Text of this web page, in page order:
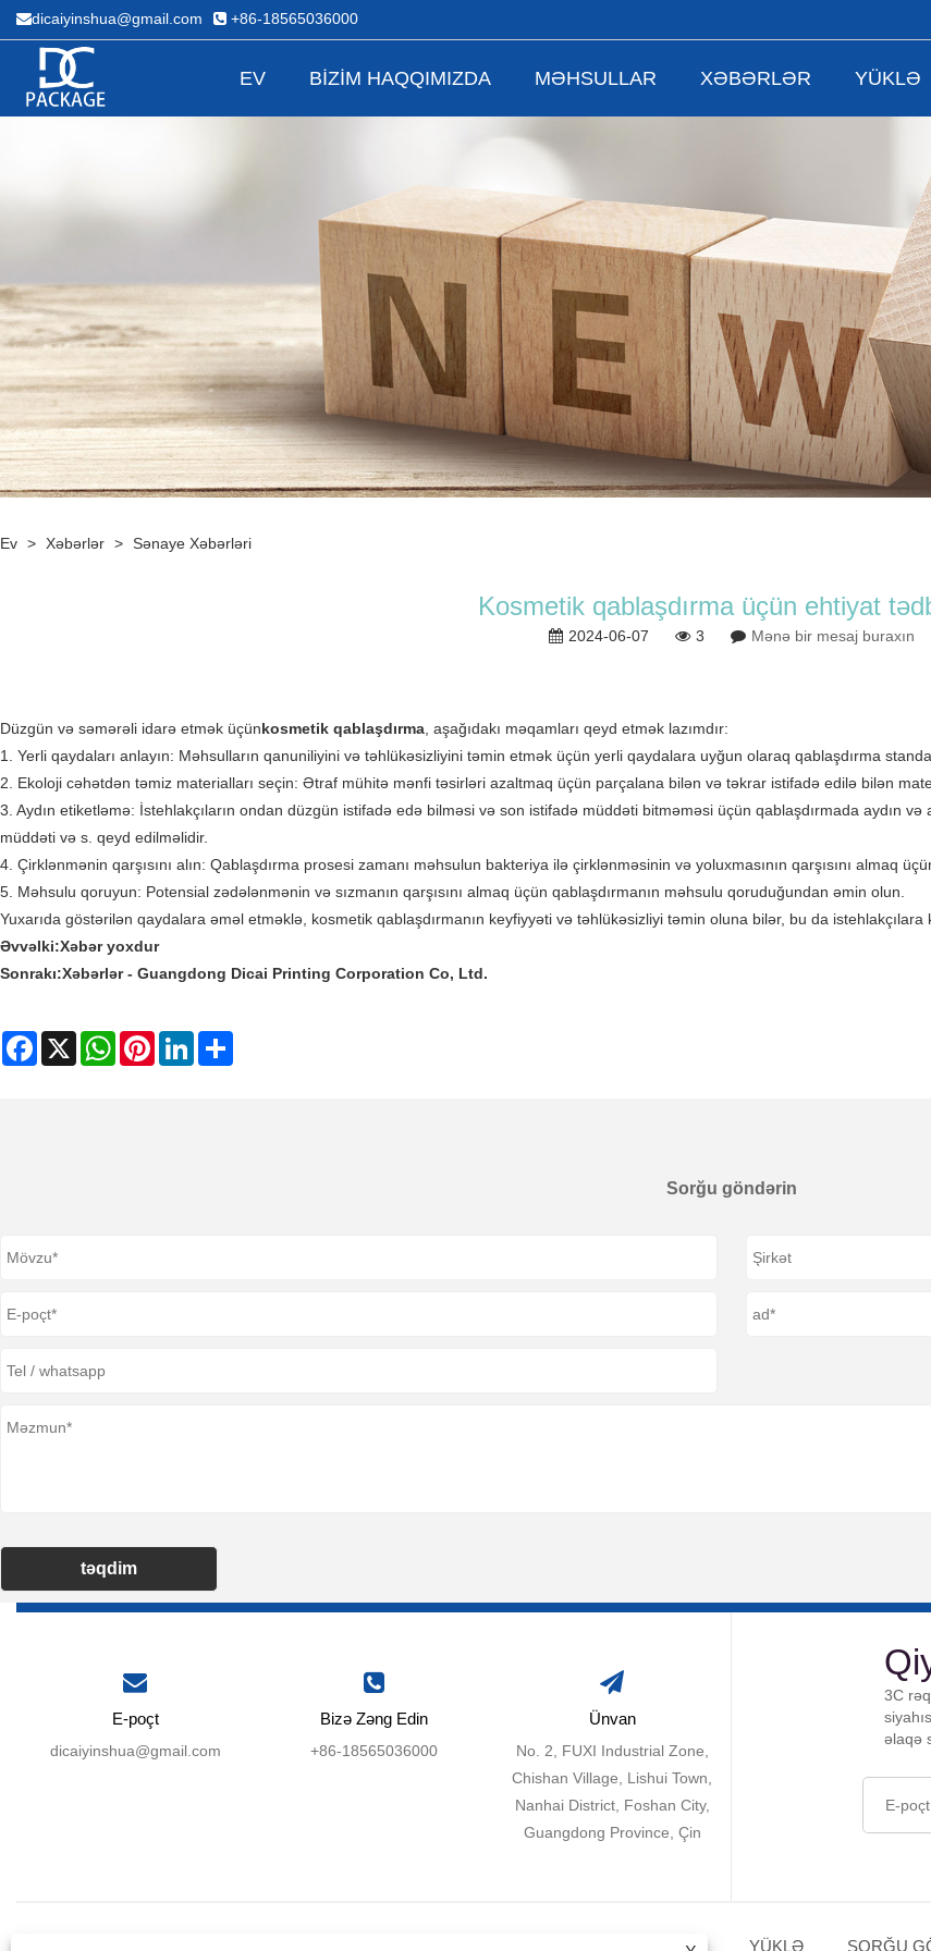
dicaiyinshua@gmail.com +86-18565036000
EV BIZIM HAQQIMIZDA MƏHSULLAR XƏBƏRLƏR YÜKLƏ
Ev > Xəbərlər > Sənaye Xəbərləri
Kosmetik qablaşdırma üçün ehtiyat
2024-06-07 3 Mənə bir mesaj buraxın
Düzgün və səmərəli idarə etmək üçünkosmetik qablaşdırma , aşağıdakı məqamları qeyd etmək lazımdır:
1. Yerli qaydaları anlayın: Məhsulların qanuniliyini və təhlükəsizliyini təmin etmək üçün yerli qaydalara uyğun olaraq qablaşdırma
2. Ekoloji cəhətdən təmiz materialları seçin: Ətraf mühitə mənfi təsirləri azaltmaq üçün parçalana bilən və təkrar istifadə edilə bilən
3. Aydın etiketləmə: İstehlakçıların ondan düzgün istifadə edə bilməsi və son istifadə müddəti bitməməsi üçün qablaşdırmada aydın
müddəti və s. qeyd edilməlidir.
4. Çirklənmənin qarşısını alın: Qablaşdırma prosesi zamanı məhsulun bakteriya ilə çirklənməsinin və yoluxmasının qarşısını almaq
5. Məhsulu qoruyun: Potensial zədələnmənin və sızmanın qarşısını almaq üçün qablaşdırmanın məhsulu qoruduğundan əmin olun.
Yuxarıda göstərilən qaydalara əməl etməklə, kosmetik qablaşdırmanın keyfiyyəti və təhlükəsizliyi təmin oluna bilər, bu da
Əvvəlki:Xəbər yoxdur
Sonrakı:Xəbərlər - Guangdong Dicai Printing Corporation Co, Ltd.
Facebook
X WhatsAppPinterestLinkedIn
Sorğu göndərin
təqdim
E-poçt
dicaiyinshua@gmail.com
Bizə Zəng Edin
+86-18565036000
Ünvan
No. 2, FUXI Industrial Zone,
Chishan Village, Lishui Town,
Nanhai District, Foshan City,
Guangdong Province, Çin
3C
əlaqə
XƏBƏRLƏR YÜKLƏ SORĞU